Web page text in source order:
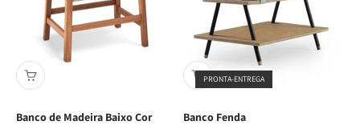
Banco de Madeira Baixo Cor
PRONTA-ENTREGA
Banco Fenda